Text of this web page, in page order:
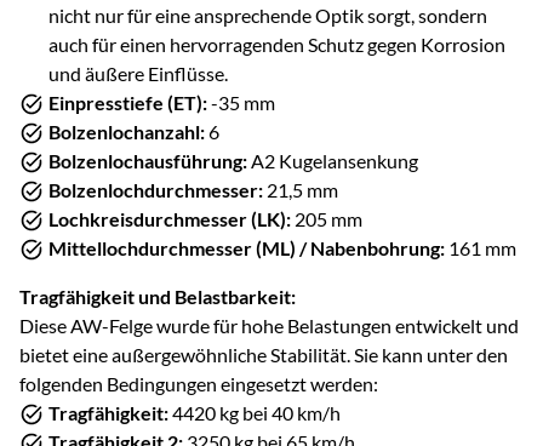
nicht nur für eine ansprechende Optik sorgt, sondern
auch für einen hervorragenden Schutz gegen Korrosion
und äußere Einflüsse.
Einpresstiefe (ET):-35 mm
Bolzenlochanzahl:6
Bolzenlochausführung:A2 Kugelansenkung
Bolzenlochdurchmesser: 21,5 mm
Lochkreisdurchmesser (LK): 205 mm
Mittellochdurchmesser (ML) / Nabenbohrung: 161 mm
Tragfähigkeit und Belastbarkeit:
Diese AW-Felge wurde für hohe Belastungen entwickelt und
bietet eine außergewöhnliche Stabilität. Sie kann unter den
folgenden Bedingungen eingesetzt werden:
Tragfähigkeit:4420 kg bei 40 km/h